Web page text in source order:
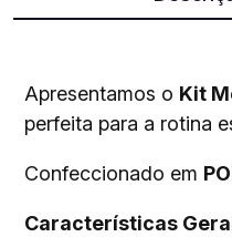
Apresentamos o Kit
perfeita para a rotina
Confeccionado em
Características